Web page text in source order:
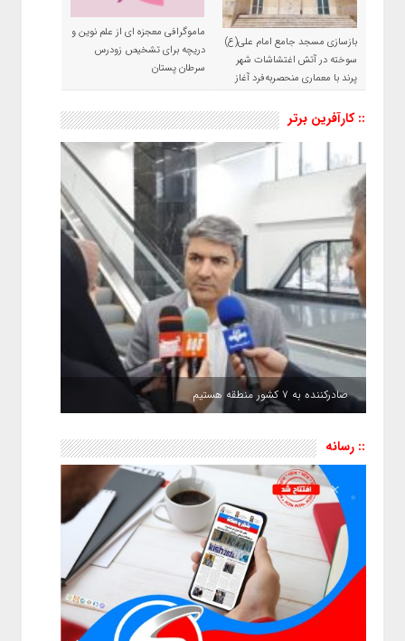
بازسازی مسجد جامع امام علی(ع)
سوخته در آتش اغتشاشات شهر
پرند با معماری منحصربه‌فرد آغاز
ماموگرافی معجزه ای از علم نوین و
دریچه برای تشخیص زودرس
سرطان پستان
:: کارآفرین برتر
صادرکننده به ۷ کشور منطقه هستیم
:: رسانه